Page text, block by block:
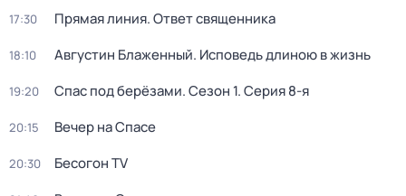
17:30 Прямая линия. Ответ священника
18:10 Августин Блаженный. Исповедь длиною в жизнь
19:20 Спас под берёзами. Сезон 1. Серия 8-я
20:15 Вечер на Спасе
20:30 Бесогон TV